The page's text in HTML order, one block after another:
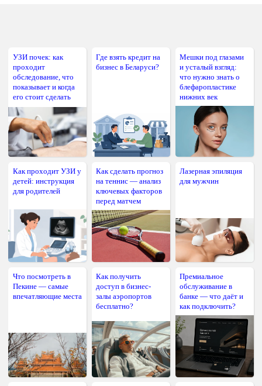
УЗИ почек: как
проходит
обследование, что
показывает и когда
его стоит сделать
Где взять кредит на
бизнес в Беларуси?
Мешки под глазами
и усталый взгляд:
что нужно знать о
блефаропластике
нижних век
Как проходит УЗИ у
детей: инструкция
для родителей
Как сделать прогноз
на теннис — анализ
ключевых факторов
перед матчем
Лазерная эпиляция
для мужчин
Что посмотреть в
Пекине — самые
впечатляющие места
Как получить
доступ в бизнес-
залы аэропортов
бесплатно?
Премиальное
обслуживание в
банке — что даёт и
как подключить?